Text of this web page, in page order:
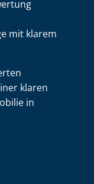
mit klarem
klaren
in